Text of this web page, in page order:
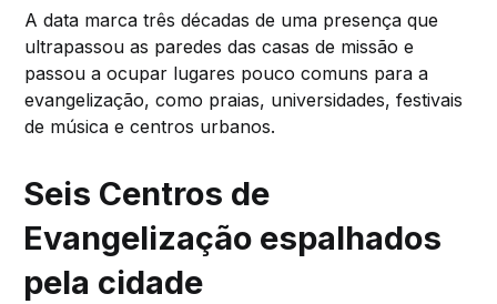
A data marca três décadas de uma presença que
ultrapassou as paredes das casas de missão e
passou a ocupar lugares pouco comuns para a
evangelização, como praias, universidades, festivais
de música e centros urbanos.
Seis Centros de
Evangelização espalhados
pela cidade